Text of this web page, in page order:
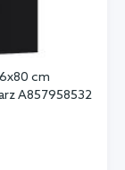
cm
A857958532